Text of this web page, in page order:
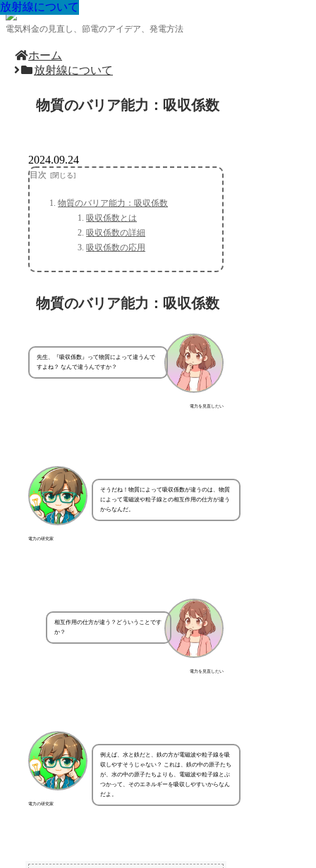
電気料金の見直し、節電のアイデア、発電方法
ホーム
放射線について
物質のバリア能力：吸収係数
放射線について
2024.09.24
目次
物質のバリア能力：吸収係数
吸収係数とは
吸収係数の詳細
吸収係数の応用
物質のバリア能力：吸収係数
電力を見直したい
先生、『吸収係数』って物質によって違うんで
すよね？ なんで違うんですか？
電力の研究家
そうだね！物質によって吸収係数が違うのは、物質
によって電磁波や粒子線との相互作用の仕方が違う
からなんだ。
電力を見直したい
相互作用の仕方が違う？どういうことです
か？
電力の研究家
例えば、水と鉄だと、鉄の方が電磁波や粒子線を吸
収しやすそうじゃない？ これは、鉄の中の原子たち
が、水の中の原子たちよりも、電磁波や粒子線とぶ
つかって、そのエネルギーを吸収しやすいからなん
だよ。
放射線について
放射線について
放射線について
放射線について
放射線について
放射線について
放射線について
放射線について